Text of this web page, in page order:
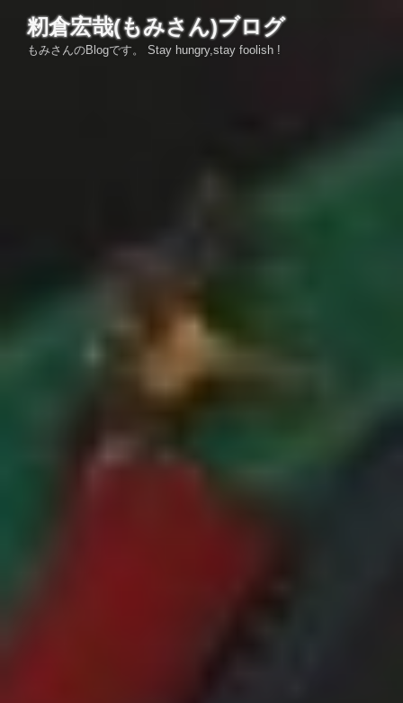
籾倉宏哉(もみさん)ブログ
もみさんのBlogです。 Stay hungry,stay foolish !